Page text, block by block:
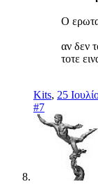
Ο
αν δεν
τοτε
Kits, 25
#7